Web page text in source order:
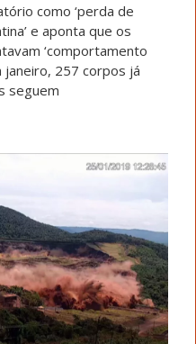
como ‘perda de
e aponta que os
‘comportamento
janeiro, 257 corpos já
seguem